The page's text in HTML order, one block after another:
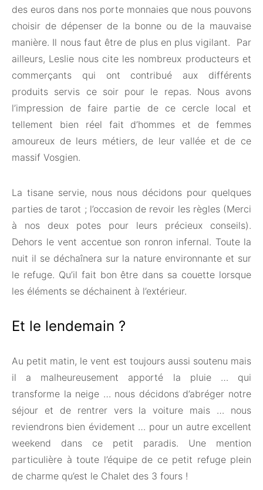
des euros dans nos porte monnaies que nous pouvons
choisir de dépenser de la bonne ou de la mauvaise
manière. Il nous faut être de plus en plus vigilant. Par
ailleurs, Leslie nous cite les nombreux producteurs et
commerçants qui ont contribué aux différents
produits servis ce soir pour le repas. Nous avons
l’impression de faire partie de ce cercle local et
tellement bien réel fait d’hommes et de femmes
amoureux de leurs métiers, de leur vallée et de ce
massif Vosgien.
La tisane servie, nous nous décidons pour quelques
parties de tarot ; l’occasion de revoir les règles (Merci
à nos deux potes pour leurs précieux conseils).
Dehors le vent accentue son ronron infernal. Toute la
nuit il se déchaînera sur la nature environnante et sur
le refuge. Qu’il fait bon être dans sa couette lorsque
les éléments se déchainent à l’extérieur.
Et le lendemain ?
Au petit matin, le vent est toujours aussi soutenu mais
il a malheureusement apporté la pluie … qui
transforme la neige … nous décidons d’abréger notre
séjour et de rentrer vers la voiture mais … nous
reviendrons bien évidement … pour un autre excellent
weekend dans ce petit paradis. Une mention
particulière à toute l’équipe de ce petit refuge plein
de charme qu’est le Chalet des 3 fours !